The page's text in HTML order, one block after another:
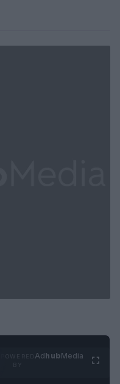
AdhubMedia